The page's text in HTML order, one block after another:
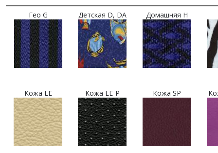
Гео G Детская D, DA Домашняя H
Кожа LE Кожа LE-P Кожа SP